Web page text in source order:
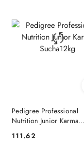
Pedigree Professional
Nutrition Junior Karma
Cena:
111.62